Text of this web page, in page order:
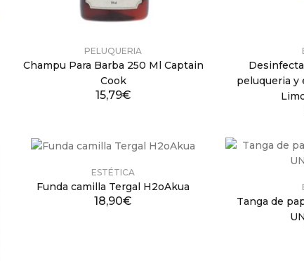
PELUQUERIA
Champu Para Barba 250 Ml Captain
Cook
15,79€
peluqueria y
ESTÉTICA
Funda camilla Tergal H2oAkua
18,90€
Tanga de